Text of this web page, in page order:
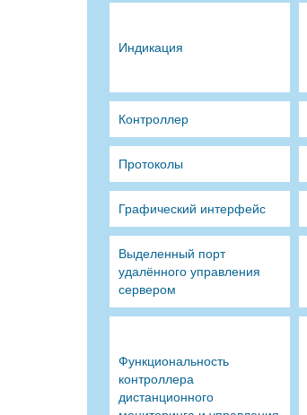
Индикация
Контроллер
Протоколы
Графический интерфейс
Выделенный порт
удалённого управления
сервером
Функциональность
контроллера
дистанционного